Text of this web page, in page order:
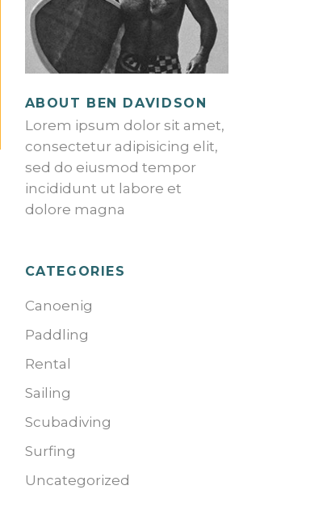
ABOUT BEN DAVIDSON
Lorem ipsum dolor sit amet,
consectetur adipisicing elit,
sed do eiusmod tempor
incididunt ut labore et
dolore magna
CATEGORIES
Canoenig
Paddling
Rental
Sailing
Scubadiving
Surfing
Uncategorized